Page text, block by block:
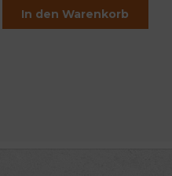
In den Warenkorb